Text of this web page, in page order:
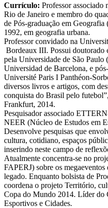
Currículo: Professor associado
Rio de Janeiro e membro do
de Pós-graduação em
1992, em geografia urbana.
Professor convidado na
Bordeaux III. Possui doutorado
pela Universidade de São Paulo
Universidad de Barcelona, e
Université Paris I Panthéon-
diversos livros e artigos, com
conquista do Brasil pelo
Frankfurt, 2014.
Pesquisador associado
NEER (Núcleo de Estudos em
Desenvolve pesquisas que
cultura, cotidiano, espaços
inserindo neste campo de
Atualmente concentra-se no
FAPERJ) sobre os
legado. Enquanto bolsista de
coordena o projeto Território,
Copa do Mundo 2014. Líder do
Esportivos e Cidades.